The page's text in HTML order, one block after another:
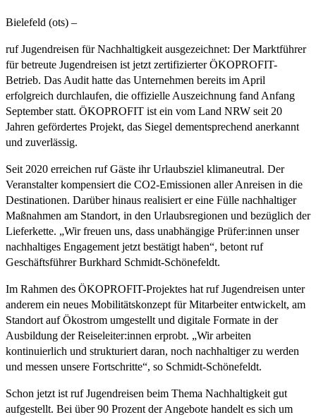
Bielefeld (ots) –
ruf Jugendreisen für Nachhaltigkeit ausgezeichnet: Der Marktführer
für betreute Jugendreisen ist jetzt zertifizierter ÖKOPROFIT-
Betrieb. Das Audit hatte das Unternehmen bereits im April
erfolgreich durchlaufen, die offizielle Auszeichnung fand Anfang
September statt. ÖKOPROFIT ist ein vom Land NRW seit 20
Jahren gefördertes Projekt, das Siegel dementsprechend anerkannt
und zuverlässig.
Seit 2020 erreichen ruf Gäste ihr Urlaubsziel klimaneutral. Der
Veranstalter kompensiert die CO2-Emissionen aller Anreisen in die
Destinationen. Darüber hinaus realisiert er eine Fülle nachhaltiger
Maßnahmen am Standort, in den Urlaubsregionen und bezüglich der
Lieferkette. „Wir freuen uns, dass unabhängige Prüfer:innen unser
nachhaltiges Engagement jetzt bestätigt haben“, betont ruf
Geschäftsführer Burkhard Schmidt-Schönefeldt.
Im Rahmen des ÖKOPROFIT-Projektes hat ruf Jugendreisen unter
anderem ein neues Mobilitätskonzept für Mitarbeiter entwickelt, am
Standort auf Ökostrom umgestellt und digitale Formate in der
Ausbildung der Reiseleiter:innen erprobt. „Wir arbeiten
kontinuierlich und strukturiert daran, noch nachhaltiger zu werden
und messen unsere Fortschritte“, so Schmidt-Schönefeldt.
Schon jetzt ist ruf Jugendreisen beim Thema Nachhaltigkeit gut
aufgestellt. Bei über 90 Prozent der Angebote handelt es sich um